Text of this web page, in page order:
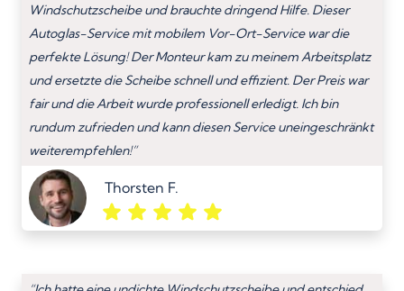
Windschutzscheibe und brauchte dringend Hilfe. Dieser
Autoglas-Service mit mobilem Vor-Ort-Service war die
perfekte Lösung! Der Monteur kam zu meinem Arbeitsplatz
und ersetzte die Scheibe schnell und effizient. Der Preis war
fair und die Arbeit wurde professionell erledigt. Ich bin
rundum zufrieden und kann diesen Service uneingeschränkt
weiterempfehlen!”
Thorsten F.